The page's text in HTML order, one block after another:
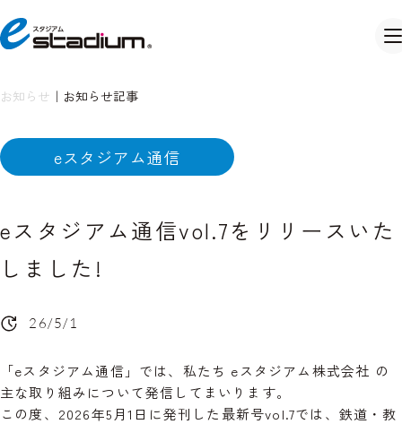
お知らせ ｜ お知らせ記事
eスタジアム通信
eスタジアム通信vol.7をリリースいた
しました!
26/5/1
「eスタジアム通信」では、私たち eスタジアム株式会社 の
主な取り組みについて発信してまいります。
この度、2026年5月1日に発刊した最新号vol.7では、鉄道・教